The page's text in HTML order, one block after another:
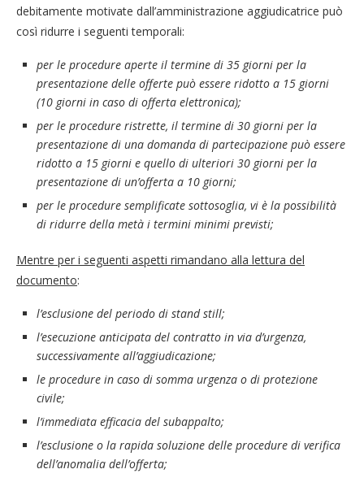
debitamente motivate dall’amministrazione aggiudicatrice può
così ridurre i seguenti temporali:
per le procedure aperte il termine di 35 giorni per la
presentazione delle offerte può essere ridotto a 15 giorni
(10 giorni in caso di offerta elettronica);
per le procedure ristrette, il termine di 30 giorni per la
presentazione di una domanda di partecipazione può essere
ridotto a 15 giorni e quello di ulteriori 30 giorni per la
presentazione di un’offerta a 10 giorni;
per le procedure semplificate sottosoglia, vi è la possibilità
di ridurre della metà i termini minimi previsti;
Mentre per i seguenti aspetti rimandano alla lettura del
documento:
l’esclusione del periodo di stand still;
l’esecuzione anticipata del contratto in via d’urgenza,
successivamente all’aggiudicazione;
le procedure in caso di somma urgenza o di protezione
civile;
l’immediata efficacia del subappalto;
l’esclusione o la rapida soluzione delle procedure di verifica
dell’anomalia dell’offerta;